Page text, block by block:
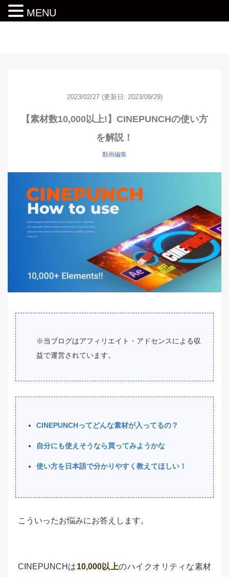
2023/02/27 (更新日: 2023/09/29)
【素材数10,000以上!】CINEPUNCHの使い方
を解説！
動画編集
※当ブログはアフィリエイト・アドセンスによる収
益で運営されています。
CINEPUNCHってどんな素材が入ってるの？
自分にも使えそうなら買ってみようかな
使い方を日本語で分かりやすく教えてほしい！
こういったお悩みにお答えします。
CINEPUNCHは10,000以上のハイクオリティな素材
MENU